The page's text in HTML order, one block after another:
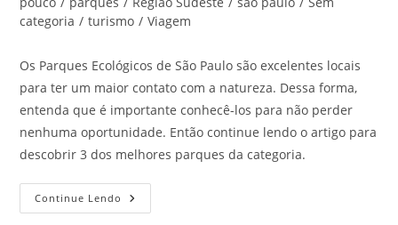
categoria / turismo / Viagem
Os Parques Ecológicos de São Paulo são excelentes locais
para ter um maior contato com a natureza. Dessa forma,
entenda que é importante conhecê-los para não perder
nenhuma oportunidade. Então continue lendo o artigo para
descobrir 3 dos melhores parques da categoria.
Continue Lendo Parques
Ecológicos